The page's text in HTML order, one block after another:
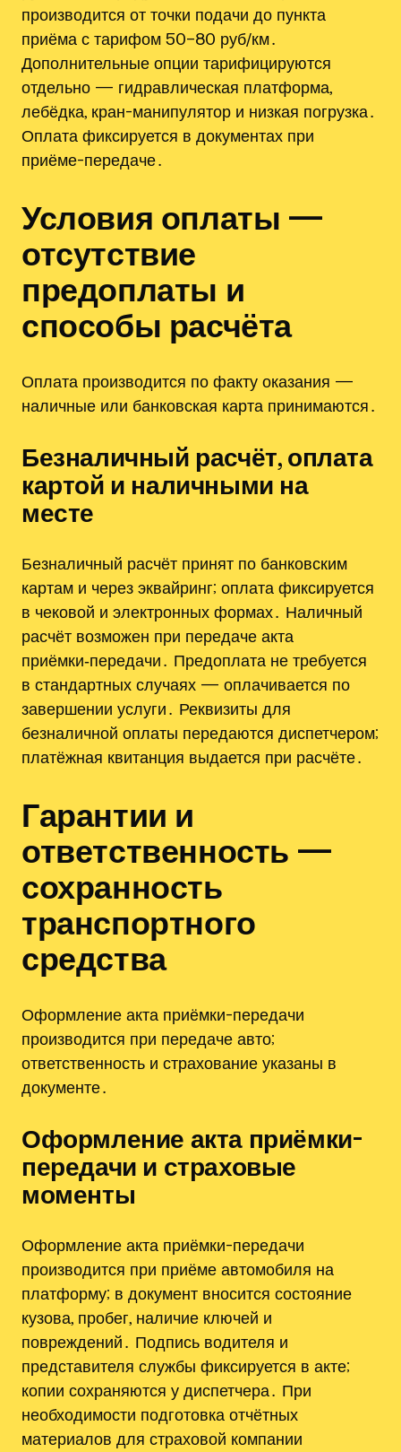
производится от точки подачи до пункта
приёма с тарифом 50–80 руб/км․
Дополнительные опции тарифицируются
отдельно — гидравлическая платформа,
лебёдка, кран-манипулятор и низкая погрузка․
Оплата фиксируется в документах при
приёме-передаче․
Условия оплаты —
отсутствие
предоплаты и
способы расчёта
Оплата производится по факту оказания —
наличные или банковская карта принимаются․
Безналичный расчёт, оплата
картой и наличными на
месте
Безналичный расчёт принят по банковским
картам и через эквайринг; оплата фиксируется
в чековой и электронных формах․ Наличный
расчёт возможен при передаче акта
приёмки‑передачи․ Предоплата не требуется
в стандартных случаях — оплачивается по
завершении услуги․ Реквизиты для
безналичной оплаты передаются диспетчером;
платёжная квитанция выдается при расчёте․
Гарантии и
ответственность —
сохранность
транспортного
средства
Оформление акта приёмки-передачи
производится при передаче авто;
ответственность и страхование указаны в
документе․
Оформление акта приёмки-
передачи и страховые
моменты
Оформление акта приёмки-передачи
производится при приёме автомобиля на
платформу; в документ вносится состояние
кузова, пробег, наличие ключей и
повреждений․ Подпись водителя и
представителя службы фиксируется в акте;
копии сохраняются у диспетчера․ При
необходимости подготовка отчётных
материалов для страховой компании